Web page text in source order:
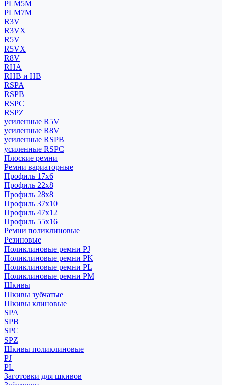
PLM5M
PLM7M
R3V
R3VX
R5V
R5VX
R8V
RHA
RHB и HB
RSPA
RSPB
RSPC
RSPZ
усиленные R5V
усиленные R8V
усиленные RSPB
усиленные RSPC
Плоские ремни
Ремни вариаторные
Профиль 17x6
Профиль 22x8
Профиль 28x8
Профиль 37x10
Профиль 47x12
Профиль 55x16
Ремни поликлиновые
Резиновые
Поликлиновые ремни PJ
Поликлиновые ремни PK
Поликлиновые ремни PL
Поликлиновые ремни PM
Шкивы
Шкивы зубчатые
Шкивы клиновые
SPA
SPB
SPC
SPZ
Шкивы поликлиновые
PJ
PL
Заготовки для шкивов